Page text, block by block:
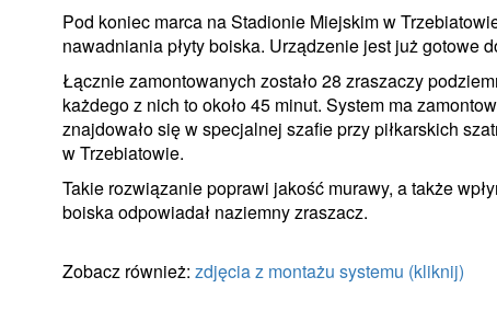
Pod koniec marca na Stadionie Miejskim w
nawadniania płyty boiska. Urządzenie jest już gotowe
Łącznie zamontowanych zostało 28 zraszaczy
każdego z nich to około 45 minut. System ma
znajdowało się w specjalnej szafie przy piłkarskich
w Trzebiatowie.
Takie rozwiązanie poprawi jakość murawy, a także
boiska odpowiadał naziemny zraszacz.
Zobacz również: zdjęcia z montażu systemu (kliknij)